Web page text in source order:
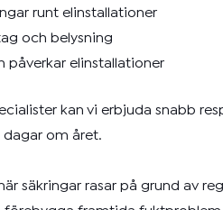
runt elinstallationer
och belysning
påverkar elinstallationer
kan vi erbjuda snabb
om året.
säkringar rasar på grund av